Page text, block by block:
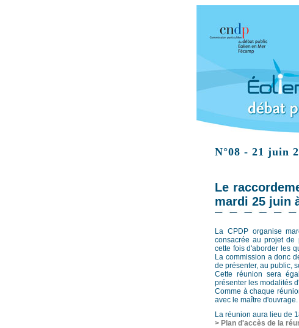
N°08 - 21 juin
Le
mardi 25 juin
La CPDP organise
consacrée au projet
cette fois d'aborder les
La commission a donc
de présenter, au public,
Cette réunion sera
présenter les modalités
Comme à chaque
avec le maître d'ouvrage.
La réunion aura lieu de
> Plan d'accès de la